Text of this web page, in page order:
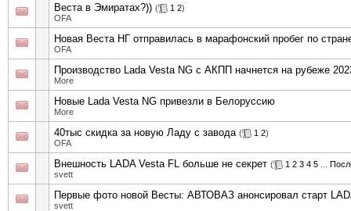
Веста в Эмиратах?)) ( 1 2)
OFA
Новая Веста НГ отправилась в марафонский пробег по
OFA
Производство Lada Vesta NG с АКПП начнется на рубеже
More
Новые Lada Vesta NG привезли в Белоруссию
More
40тыс скидка за новую Ладу с завода ( 1 2)
OFA
Внешность LADA Vesta FL больше не секрет ( 1 2 3 4 5
svett
Первые фото новой Весты: АВТОВАЗ анонсировал старт
svett